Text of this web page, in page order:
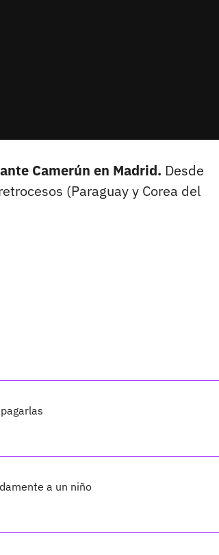
Camerún en Madrid. Desde
(Paraguay y Corea del
a un niño